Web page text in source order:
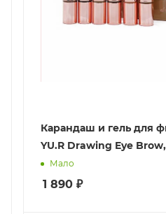
Карандаш и гель для
YU.R Drawing Eye
Мало
1 890 ₽